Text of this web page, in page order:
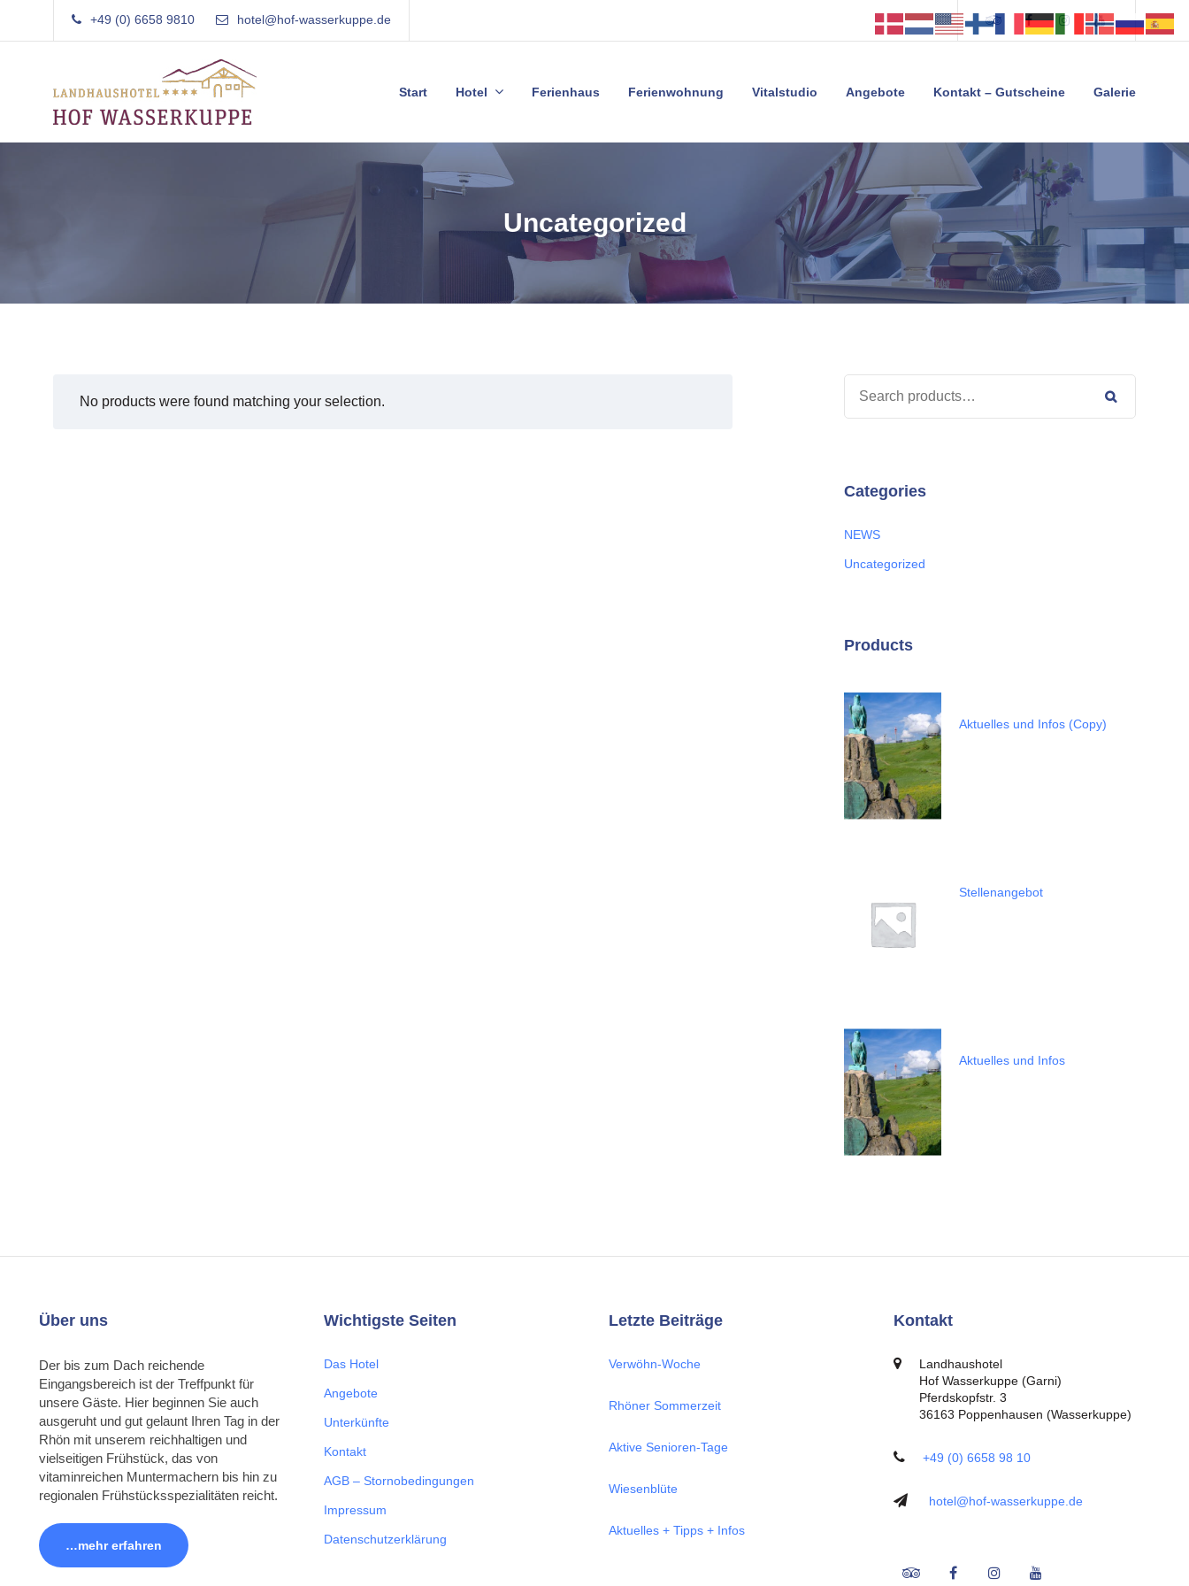
+49 (0) 6658 9810 hotel@hof-wasserkuppe.de Tripadvisor
FacebookInstagramYoutube
Landhaushotel Garni
Hof Wasserkuppe
Rhön
Familiär
geführtes
Landhaushotel
Start Hotel Ferienhaus Ferienwohnung Vitalstudio Angebote Kontakt – Gutscheine Galerie
Uncategorized
No products were found matching your selection.
FOR:
Categories
NEWS
Uncategorized
Products
Aktuelles und Infos (Copy)
Stellenangebot
Aktuelles und Infos
Über uns
Der bis zum Dach reichende
Eingangsbereich ist der Treffpunkt für
unsere Gäste. Hier beginnen Sie auch
ausgeruht und gut gelaunt Ihren Tag in der
Rhön mit unserem reichhaltigen und
vielseitigen Frühstück, das von
vitaminreichen Muntermachern bis hin zu
regionalen Frühstücksspezialitäten reicht.
…mehr erfahren
Wichtigste Seiten
Das Hotel
Angebote
Unterkünfte
Kontakt
AGB – Stornobedingungen
Impressum
Datenschutzerklärung
Letzte Beiträge
Verwöhn-Woche
Rhöner Sommerzeit
Aktive Senioren-Tage
Wiesenblüte
Aktuelles + Tipps + Infos
Kontakt
Landhaushotel
Hof Wasserkuppe (Garni)
Pferdskopfstr. 3
36163 Poppenhausen (Wasserkuppe)
+49 (0) 6658 98 10
hotel@hof-wasserkuppe.de
TripadvisorFacebookInstagram